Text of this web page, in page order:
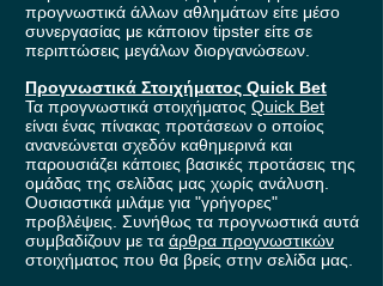
προγνωστικά άλλων αθλημάτων είτε μέσο
συνεργασίας με κάποιον tipster είτε σε
περιπτώσεις μεγάλων διοργανώσεων.
Προγνωστικά Στοιχήματος Quick Bet
Τα προγνωστικά στοιχήματος Quick Bet
είναι ένας πίνακας προτάσεων ο οποίος
ανανεώνεται σχεδόν καθημερινά και
παρουσιάζει κάποιες βασικές προτάσεις της
ομάδας της σελίδας μας χωρίς ανάλυση.
Ουσιαστικά μιλάμε για "γρήγορες"
προβλέψεις. Συνήθως τα προγνωστικά αυτά
συμβαδίζουν με τα άρθρα προγνωστικών
στοιχήματος που θα βρείς στην σελίδα μας.